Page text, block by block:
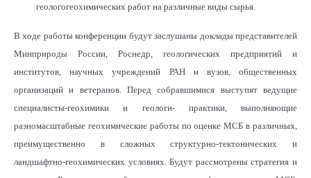
геолого­геохимических работ на различные виды сырья.
В ходе работы конференции будут заслушаны доклады представителей
Минприроды России, Роснедр, геологических предприятий и
институтов, научных учреждений РАН и вузов, общественных
организаций и ветеранов. Перед собравшимися выступят ведущие
специалисты-геохимики и геологи- практики, выполняющие
разномасштабные геохимические работы по оценке МСБ в различных,
преимущественно в сложных структурно-тектонических и
ландшафтно-геохимических условиях. Будут рассмотрены стратегия и